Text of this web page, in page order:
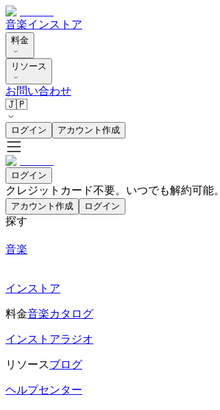
音楽インストア
料金
リソース
お問い合わせ
🇯🇵
ログイン アカウント作成
ログイン
クレジットカード不要。いつでも解約可能。
アカウント作成 ログイン
探す
音楽
インストア
料金音楽カタログ
インストアラジオ
リソースブログ
ヘルプセンター